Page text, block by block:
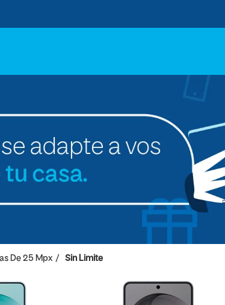
De 25 Mpx Sin Limite